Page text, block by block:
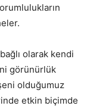
olarak kendi
görünürlük
olduğumuz
etkin biçimde